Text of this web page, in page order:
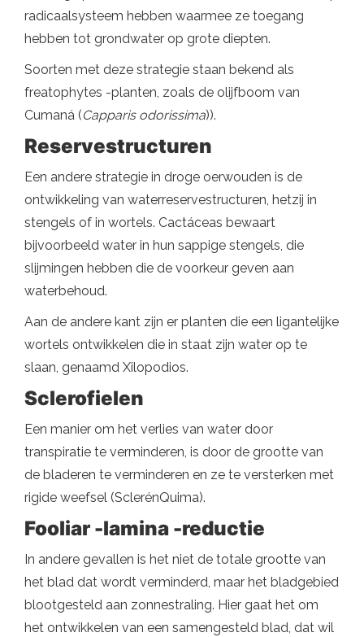
radicaalsysteem hebben waarmee ze toegang
hebben tot grondwater op grote diepten.
Soorten met deze strategie staan ​​bekend als
freatophytes -planten, zoals de olijfboom van
Cumaná (Capparis odorissima)).
Reservestructuren
Een andere strategie in droge oerwouden is de
ontwikkeling van waterreservestructuren, hetzij in
stengels of in wortels. Cactáceas bewaart
bijvoorbeeld water in hun sappige stengels, die
slijmingen hebben die de voorkeur geven aan
waterbehoud.
Aan de andere kant zijn er planten die een ligantelijke
wortels ontwikkelen die in staat zijn water op te
slaan, genaamd Xilopodios.
Sclerofielen
Een manier om het verlies van water door
transpiratie te verminderen, is door de grootte van
de bladeren te verminderen en ze te versterken met
rigide weefsel (SclerénQuima).
Fooliar -lamina -reductie
In andere gevallen is het niet de totale grootte van
het blad dat wordt verminderd, maar het bladgebied
blootgesteld aan zonnestraling. Hier gaat het om
het ontwikkelen van een samengesteld blad, dat wil